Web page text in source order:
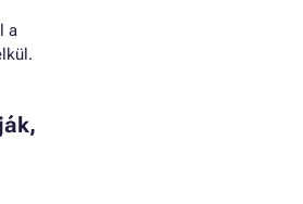
a